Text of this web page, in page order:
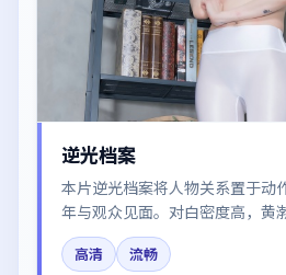
逆光档案
本片逆光档案将人物关系置于动
年与观众见面。对白密度高，黄
伟、白宇的台词节奏值得关注；
冷色调摄影。
高清
流畅